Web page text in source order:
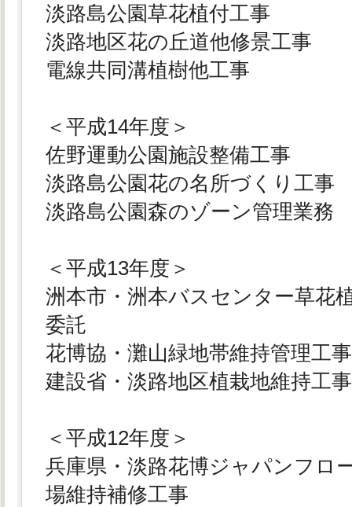
淡路島公園草花植付工事
淡路地区花の丘道他修景工事
電線共同溝植樹他工事
＜平成14年度＞
佐野運動公園施設整備工事
淡路島公園花の名所づくり工事
淡路島公園森のゾーン管理業務
＜平成13年度＞
洲本市・洲本バスセンター草花
委託
花博協・灘山緑地帯維持管理工事
建設省・淡路地区植栽地維持工事
＜平成12年度＞
兵庫県・淡路花博ジャパンフロ
場維持補修工事